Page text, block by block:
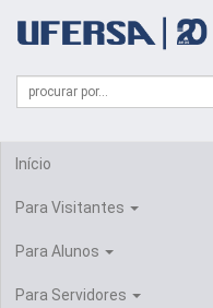
portal
UFERSA
Formulário
Busca
Campo
de
Início
Para Visitantes
Para Alunos
Para Servidores